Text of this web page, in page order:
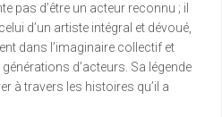
pas d’être un acteur reconnu ; il
d’un artiste intégral et dévoué,
dans l’imaginaire collectif et
d’acteurs. Sa légende
à travers les histoires qu’il a